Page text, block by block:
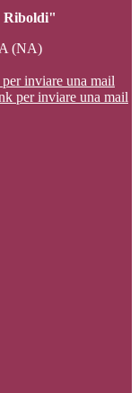
Riboldi"
(NA)
inviare una mail
per inviare una mail